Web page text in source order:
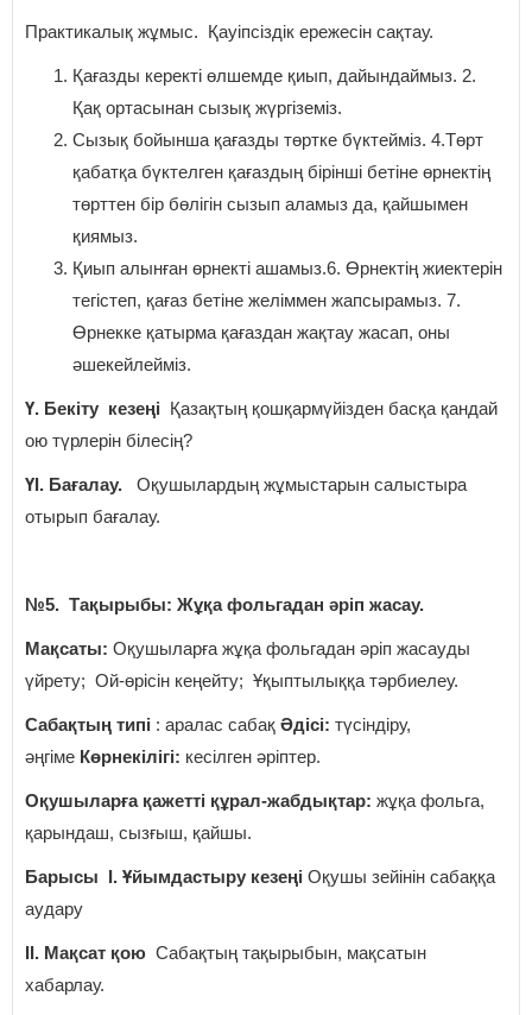
Практикалық жұмыс. Қауіпсіздік ережесін сақтау.
Қағазды керекті өлшемде қиып, дайындаймыз. 2.
Қақ ортасынан сызық жүргіземіз.
Сызық бойынша қағазды төртке бүктейміз. 4.Төрт
қабатқа бүктелген қағаздың бірінші бетіне өрнектің
төрттен бір бөлігін сызып аламыз да, қайшымен
қиямыз.
Қиып алынған өрнекті ашамыз.6. Өрнектің жиектерін
тегістеп, қағаз бетіне желіммен жапсырамыз. 7.
Өрнекке қатырма қағаздан жақтау жасап, оны
әшекейлейміз.
Ү. Бекіту кезеңі Қазақтың қошқармүйізден басқа қандай
ою түрлерін білесің?
ҮІ. Бағалау. Оқушылардың жұмыстарын салыстыра
отырып бағалау.
№5. Тақырыбы: Жұқа фольгадан әріп жасау.
Мақсаты: Оқушыларға жұқа фольгадан әріп жасауды
үйрету; Ой-өрісін кеңейту; Ұқыптылыққа тәрбиелеу.
Сабақтың типі : аралас сабақ Әдісі: түсіндіру,
әңгіме Көрнекілігі: кесілген әріптер.
Оқушыларға қажетті құрал-жабдықтар: жұқа фольга,
қарындаш, сызғыш, қайшы.
Барысы І. Ұйымдастыру кезеңі Оқушы зейінін сабаққа
аудару
ІІ. Мақсат қою Сабақтың тақырыбын, мақсатын
хабарлау.